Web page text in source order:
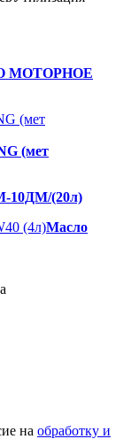
МОТОРНОЕ
(мет
10ДМ/(20л)
Масло
на обработку и